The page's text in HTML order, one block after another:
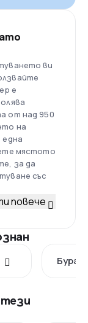
ви
е
от над 950
на
една
мястото
за да
със
повече